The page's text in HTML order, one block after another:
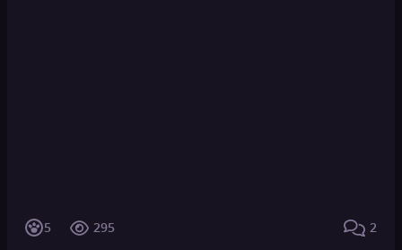
5 295 2